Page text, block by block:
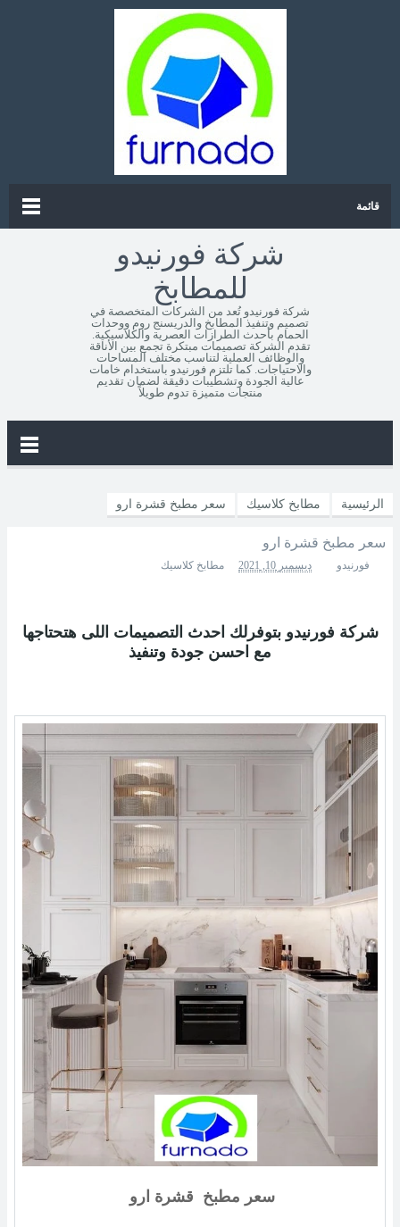
قائمة
شركة فورنيدو
للمطابخ
شركة فورنيدو تُعد من الشركات المتخصصة في
تصميم وتنفيذ المطابخ والدريسنج روم ووحدات
الحمام بأحدث الطرازات العصرية والكلاسيكية.
تقدم الشركة تصميمات مبتكرة تجمع بين الأناقة
والوظائف العملية لتناسب مختلف المساحات
والاحتياجات. كما تلتزم فورنيدو باستخدام خامات
عالية الجودة وتشطيبات دقيقة لضمان تقديم
منتجات متميزة تدوم طويلاً
الرئيسية مطابخ كلاسيك سعر مطبخ قشرة ارو
سعر مطبخ قشرة ارو
فورنيدو ديسمبر 10, 2021 مطابخ كلاسيك
شركة فورنيدو بتوفرلك احدث التصميمات اللى هتحتاجها
مع احسن جودة وتنفيذ
سعر مطبخ قشرة ارو